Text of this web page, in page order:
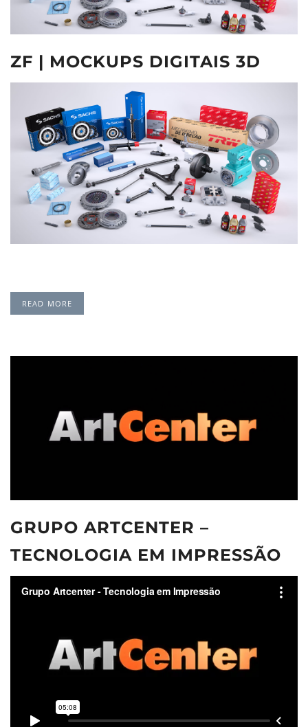
ZF | MOCKUPS DIGITAIS 3D
READ MORE
GRUPO ARTCENTER –
TECNOLOGIA EM IMPRESSÃO